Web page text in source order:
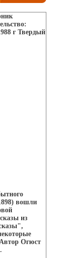
г Твердый
вошли
из
Огюст